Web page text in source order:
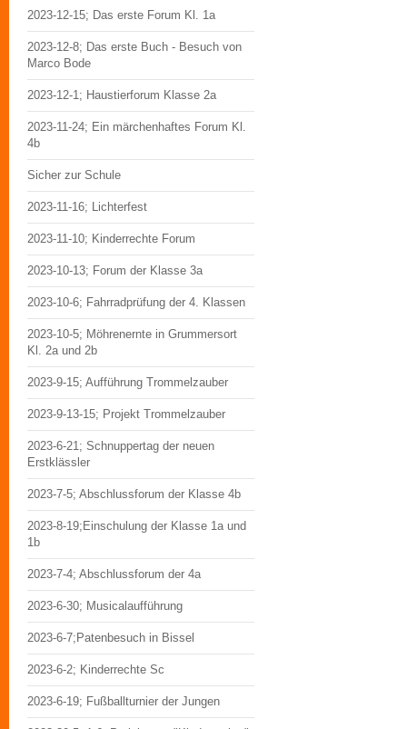
2023-12-15; Das erste Forum Kl. 1a
2023-12-8; Das erste Buch - Besuch von
Marco Bode
2023-12-1; Haustierforum Klasse 2a
2023-11-24; Ein märchenhaftes Forum Kl.
4b
Sicher zur Schule
2023-11-16; Lichterfest
2023-11-10; Kinderrechte Forum
2023-10-13; Forum der Klasse 3a
2023-10-6; Fahrradprüfung der 4. Klassen
2023-10-5; Möhrenernte in Grummersort
Kl. 2a und 2b
2023-9-15; Aufführung Trommelzauber
2023-9-13-15; Projekt Trommelzauber
2023-6-21; Schnuppertag der neuen
Erstklässler
2023-7-5; Abschlussforum der Klasse 4b
2023-8-19;Einschulung der Klasse 1a und
1b
2023-7-4; Abschlussforum der 4a
2023-6-30; Musicalaufführung
2023-6-7;Patenbesuch in Bissel
2023-6-2; Kinderrechte Sc
2023-6-19; Fußballturnier der Jungen